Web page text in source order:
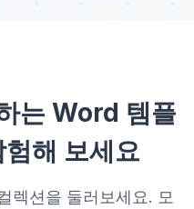
는 Word 템플
해 보세요
렉션을 둘러보세요. 모